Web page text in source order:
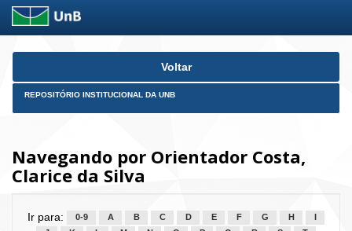
Skip
Voltar
REPOSITÓRIO INSTITUCIONAL DA UNB
Navegando por Orientador Costa,
Clarice da Silva
Ir para: 0-9 A B C D E F G H